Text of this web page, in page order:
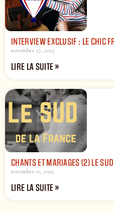
INTERVIEW EXCLUSIF : LE CHIC
novembre 27, 2025
LIRE LA SUITE »
CHANTS ET MARIAGES (2) LE
novembre 11, 2025
LIRE LA SUITE »